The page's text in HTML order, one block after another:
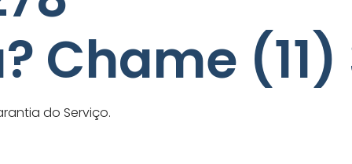
Chame (11)
do Serviço.